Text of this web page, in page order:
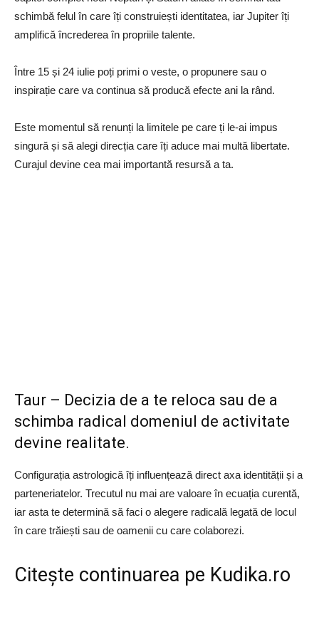
schimbă felul în care îți construiești identitatea, iar Jupiter îți
amplifică încrederea în propriile talente.
Între 15 și 24 iulie poți primi o veste, o propunere sau o
inspirație care va continua să producă efecte ani la rând.
Este momentul să renunți la limitele pe care ți le-ai impus
singură și să alegi direcția care îți aduce mai multă libertate.
Curajul devine cea mai importantă resursă a ta.
Taur – Decizia de a te reloca sau de a
schimba radical domeniul de activitate
devine realitate.
Configurația astrologică îți influențează direct axa identității și a
parteneriatelor. Trecutul nu mai are valoare în ecuația curentă,
iar asta te determină să faci o alegere radicală legată de locul
în care trăiești sau de oamenii cu care colaborezi.
Citește continuarea pe Kudika.ro